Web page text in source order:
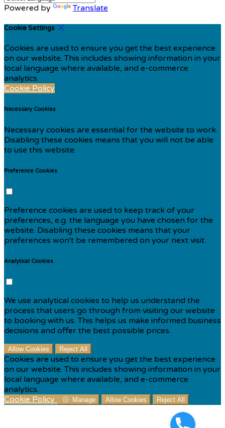
Powered by Translate
Cookie Settings
Cookies are used to ensure you get the best experience
on our website. This includes showing information in your
local language where available, and e-commerce
analytics.
Cookie Policy
Necessary Cookies
Necessary cookies are essential for the website to work.
Disabling these cookies means that you will not be able
to use this website.
Preference Cookies
Preference cookies are used to keep track of your
preferences, e.g. the language you have chosen for the
website. Disabling these cookies means that your
preferences won't be remembered on your next visit.
Analytical Cookies
We use analytical cookies to help us understand the
process that users go through from visiting our website
to booking with us. This helps us make informed business
decisions and offer the best possible prices.
Allow Cookies Reject All
Cookies are used to ensure you get the best experience
on our website. This includes showing information in your
local language where available, and e-commerce
analytics.
Cookie Policy
Manage Allow Cookies Reject All